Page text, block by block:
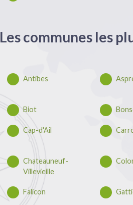
Les communes les
Antibes
Biot
Cap-d'Ail
Chateauneuf-
Villevieille
Falicon